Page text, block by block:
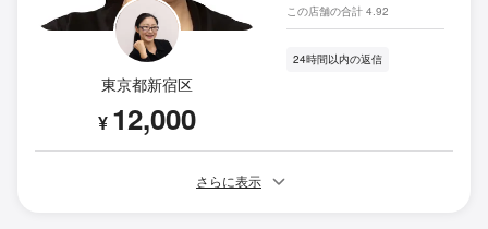
東京都新宿区
¥ 12,000
この店舗の合計 4.92
24時間以内の返信
さらに表示